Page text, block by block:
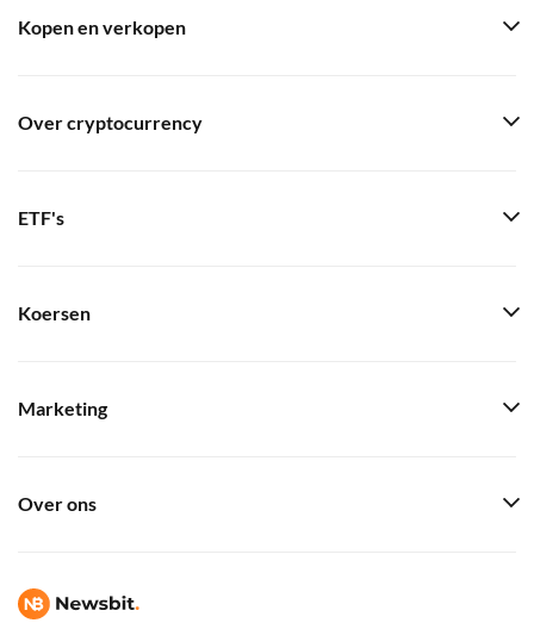
Kopen en verkopen
Over cryptocurrency
ETF's
Koersen
Marketing
Over ons